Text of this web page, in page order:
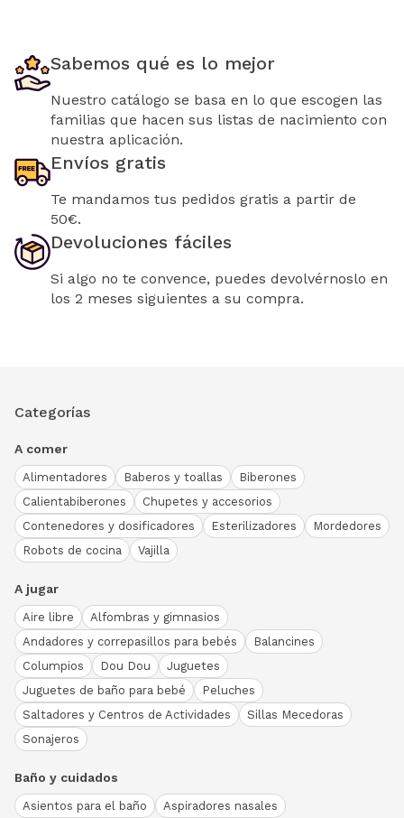
Sabemos qué es lo mejor
Nuestro catálogo se basa en lo que escogen las
familias que hacen sus listas de nacimiento con
nuestra aplicación.
Envíos gratis
Te mandamos tus pedidos gratis a partir de
50€.
Devoluciones fáciles
Si algo no te convence, puedes devolvérnoslo en
los 2 meses siguientes a su compra.
Categorías
A comer
Alimentadores Baberos y toallas
Biberones
Calientabiberones
Chupetes y accesorios
Contenedores y dosificadores
Esterilizadores
Mordedores
Robots de cocina
Vajilla
A jugar
Aire libre
Alfombras y gimnasios
Andadores y correpasillos para bebés
Balancines
Columpios
Dou Dou
Juguetes
Juguetes de baño para bebé
Peluches
Saltadores y Centros de Actividades
Sillas Mecedoras
Sonajeros
Baño y cuidados
Asientos para el baño
Aspiradores nasales